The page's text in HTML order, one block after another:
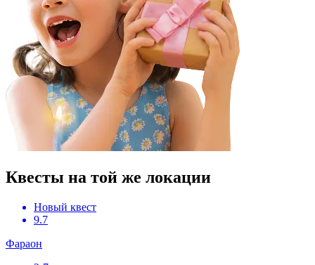
Квесты на той же локации
Новый квест
9.7
Фараон